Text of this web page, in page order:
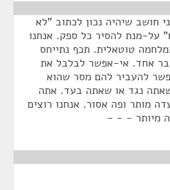
להעיר לסעיף 2. אני חושב שיהיה נכון לכתוב "לא
על-מנת להסיר כל ספק. אנחנו
טוטאלית. תכף נתייחס
אחד. אי-אפשר לבלבל את
להעביר להם מסר שהוא
נגד או שאתה בעד. אתה
מותר ופה אסור. אנחנו רוצים
מיותר - - -